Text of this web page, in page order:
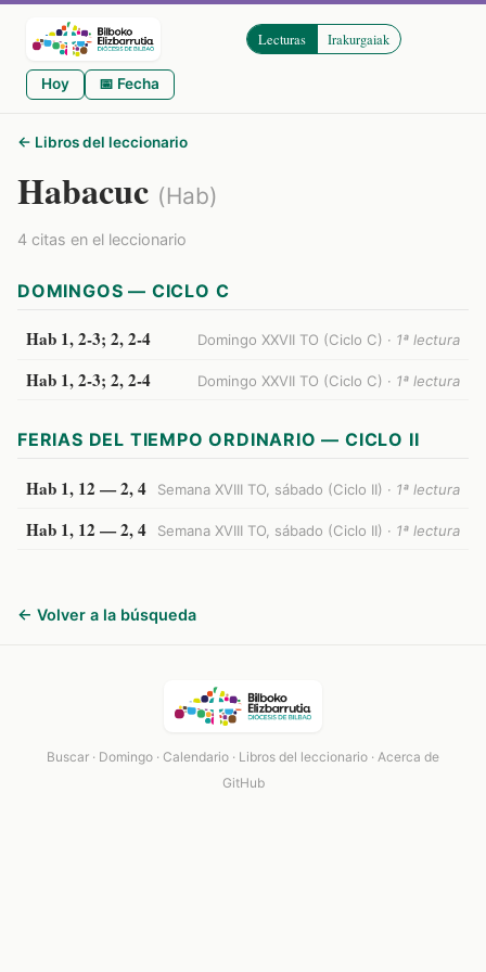
Lecturas Irakurgaiak
Hoy 📅 Fecha
← Libros del leccionario
Habacuc (Hab)
4 citas en el leccionario
DOMINGOS — CICLO C
Hab 1, 2-3; 2, 2-4 Domingo XXVII TO (Ciclo C) · 1ª lectura
Hab 1, 2-3; 2, 2-4 Domingo XXVII TO (Ciclo C) · 1ª lectura
FERIAS DEL TIEMPO ORDINARIO — CICLO II
Hab 1, 12 — 2, 4 Semana XVIII TO, sábado (Ciclo II) · 1ª lectura
Hab 1, 12 — 2, 4 Semana XVIII TO, sábado (Ciclo II) · 1ª lectura
← Volver a la búsqueda
Buscar · Domingo · Calendario · Libros del leccionario · Acerca de
GitHub